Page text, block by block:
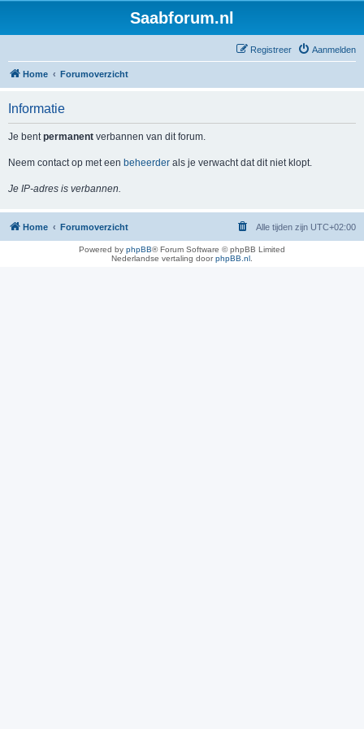
Saabforum.nl
Aanmelden
Registreer
Home Forumoverzicht
Informatie
Je bentpermanent verbannen van dit forum.
Neem contact op met een beheerder als je verwacht dat dit niet klopt.
Je IP-adres is verbannen.
Home Forumoverzicht Alle tijden zijn UTC+02:00
Powered by phpBB® Forum Software © phpBB Limited
Nederlandse vertaling doorphpBB.nl